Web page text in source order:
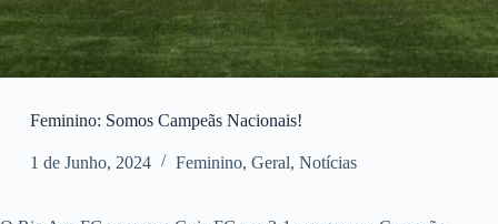
Feminino: Somos Campeãs Nacionais!
1 de Junho, 2024 Feminino, Geral, Notícias